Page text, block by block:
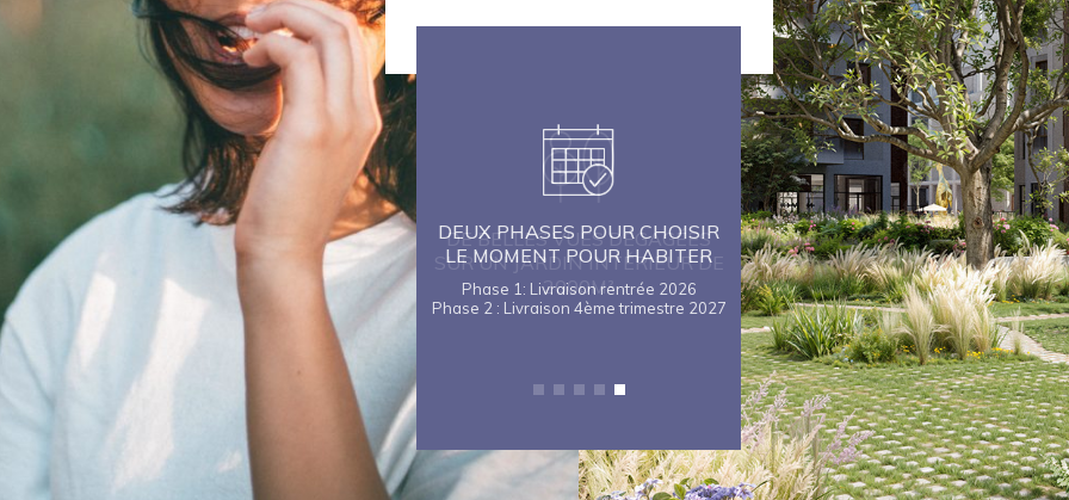
À
DE BELLES VUES DÉGAGÉES
SUR UN JARDIN INTÉRIEUR DE
2000M²
DEUX PHASES POUR CHOISIR
LE MOMENT POUR HABITER
Phase 1: Livraison rentrée 2026
Phase 2 : Livraison 4ème trimestre 2027
NOUVEL APPARTEMENT
TEMOIN DUPLEX A VISITER
Projetez-vous comme si vous étiez
chez vous